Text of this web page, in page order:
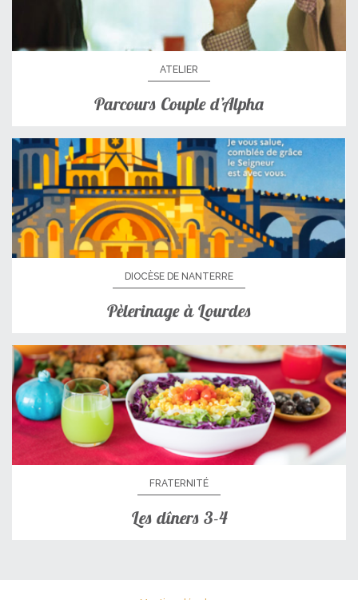
ATELIER
Parcours Couple d’Alpha
DIOCÈSE DE NANTERRE
Pèlerinage à Lourdes
FRATERNITÉ
Les dîners 3-4